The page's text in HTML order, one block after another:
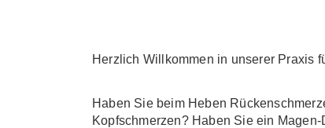
Herzlich Willkommen in unserer Praxis
Haben Sie beim Heben
Kopfschmerzen? Haben Sie ein